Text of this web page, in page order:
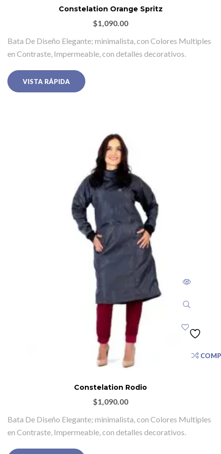
Constelation Orange Spritz
$1,090.00
Bata De Diseño Elegante; minimalista, con Colores Multiples
en Contraste, Impermeable, con detalles decorativos.
VISTA RÁPIDA
Constelation Rodio
$1,090.00
Bata De Diseño Elegante; minimalista, con Colores Multiples
en Contraste, Impermeable, con detalles decorativos.